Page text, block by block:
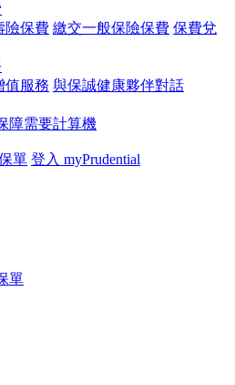
險保費 繳交一般保險保費 保費兌
值服務 與保誠健康夥伴對話
障需要計算機
單 登入 myPrudential
單